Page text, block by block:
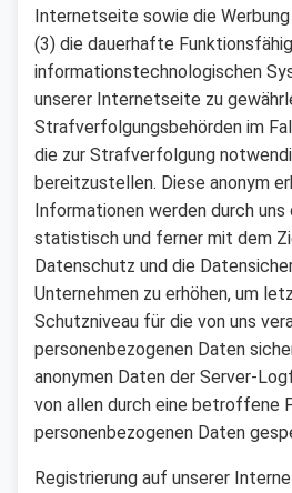
Internetseite sowie die
(3) die dauerhafte
informationstechnologischen
unserer Internetseite zu
Strafverfolgungsbehörden im
die zur Strafverfolgung
bereitzustellen. Diese anonym
Informationen werden durch uns
statistisch und ferner mit dem
Datenschutz und die
Unternehmen zu erhöhen, um
Schutzniveau für die von uns
personenbezogenen Daten
anonymen Daten der Server-
von allen durch eine betroffene
personenbezogenen Daten
Registrierung auf unserer